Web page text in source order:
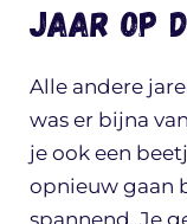
jaar op
Alle andere
was er bijna
je ook een
opnieuw gaan